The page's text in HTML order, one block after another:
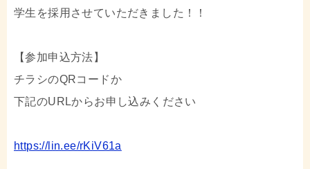
学生を採用させていただきました！！
【参加申込方法】
チラシのQRコードか
下記のURLからお申し込みください
https://lin.ee/rKiV61a